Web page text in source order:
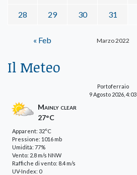
Marzo 2022
28 29 30 31
« Feb
Il Meteo
Portoferraio
9 Agosto 2026, 4:03
Mainly clear
27°C
Apparent: 32°C
Pressione: 1016 mb
Umidità: 77%
Vento: 2.8 m/s NNW
Raffiche di vento: 8.4 m/s
UV-Index: 0